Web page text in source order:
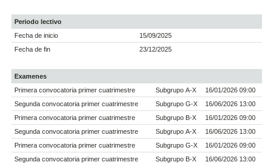
Periodo lectivo
Fecha de inicio
15/09/2025
Fecha de fin
23/12/2025
Examenes
Primera convocatoria primer cuatrimestre
Subgrupo A-X
16/01/2026 09:00
Segunda convocatoria primer cuatrimestre
Subgrupo G-X
16/06/2026 13:00
Primera convocatoria primer cuatrimestre
Subgrupo B-X
16/01/2026 09:00
Segunda convocatoria primer cuatrimestre
Subgrupo A-X
16/06/2026 13:00
Primera convocatoria primer cuatrimestre
Subgrupo G-X
16/01/2026 09:00
Segunda convocatoria primer cuatrimestre
Subgrupo B-X 16/06/2026 13:00